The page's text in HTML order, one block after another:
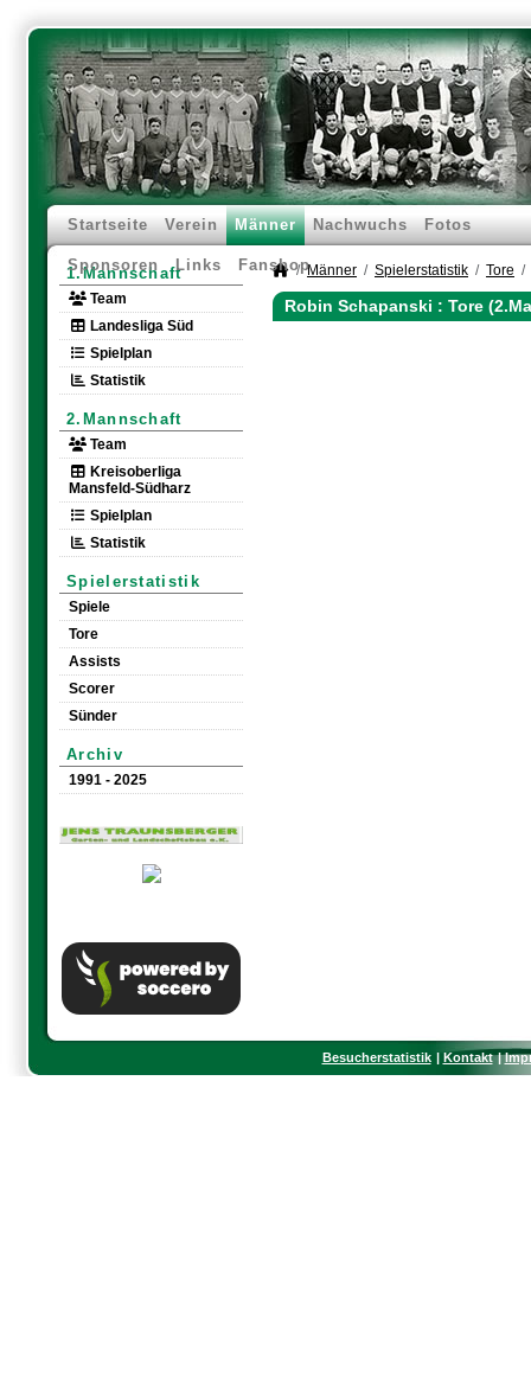
Startseite Verein Männer Nachwuchs Fotos
Sponsoren Links Fanshop
1.Mannschaft
Team
Landesliga Süd
Spielplan
Statistik
2.Mannschaft
Team
Kreisoberliga
Mansfeld-Südharz
Spielplan
Statistik
Spielerstatistik
Spiele
Tore
Assists
Scorer
Sünder
Archiv
1991 - 2025
Männer Spielerstatistik Tore
Robin Schapanski : Tore
Besucherstatistik Kontakt